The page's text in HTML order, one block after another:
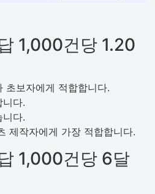
1,000건당 1.20
초보자에게 적합합니다.
다.
다.
제작자에게 가장 적합합니다.
1,000건당 6달